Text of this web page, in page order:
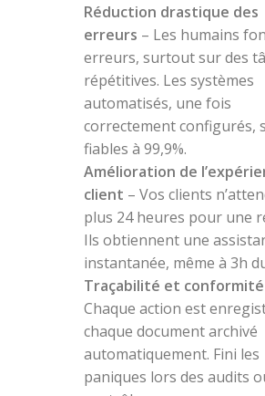
Réduction drastique des
erreurs – Les humains
erreurs, surtout sur des
répétitives. Les systèmes
automatisés, une fois
correctement configurés,
fiables à 99,9%.
Amélioration de
client – Vos clients
plus 24 heures pour une
Ils obtiennent une
instantanée, même à 3h
Traçabilité et conformité
Chaque action est
chaque document archivé
automatiquement. Fini les
paniques lors des audits